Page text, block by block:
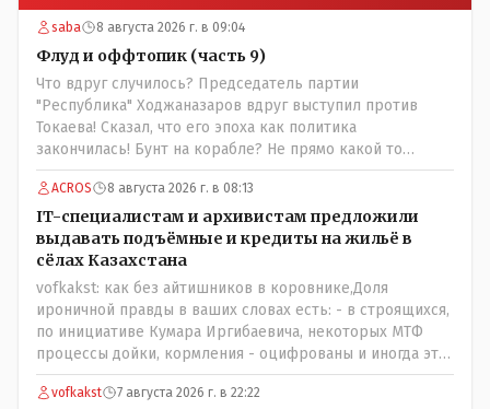
saba 8 августа 2026 г. в 09:04
Флуд и оффтопик (часть 9)
Что вдруг случилось? Председатель партии
"Республика" Ходжаназаров вдруг выступил против
Токаева! Сказал, что его эпоха как политика
закончилась! Бунт на корабле? Не прямо какой то
правдолюб вдруг выступил! Может он инопланетянин?
Появился неизвестно откуда, отжал у бывшего
всесильного Розинова целый холдинг и теперь против
президента выступает! Вот ни капельки ему не поверю,
что он действует в интересах страны, про народ уже и
не говорю! Опять какие то закулисные игры?
ACROS 8 августа 2026 г. в 08:13
IT-специалистам и архивистам предложили
выдавать подъёмные и кредиты на жильё в
сёлах Казахстана
vofkakst: как без айтишников в коровнике,Доля
ироничной правды в ваших словах есть: - в строящихся,
по инициативе Кумара Иргибаевича, некоторых МТФ
процессы дойки, кормления - оцифрованы и иногда эти
программы дают сбой - и тогда они нужны, хотя я
насколько в курсе своей комьютерной безграмотности
vofkakst 7 августа 2026 г. в 22:22